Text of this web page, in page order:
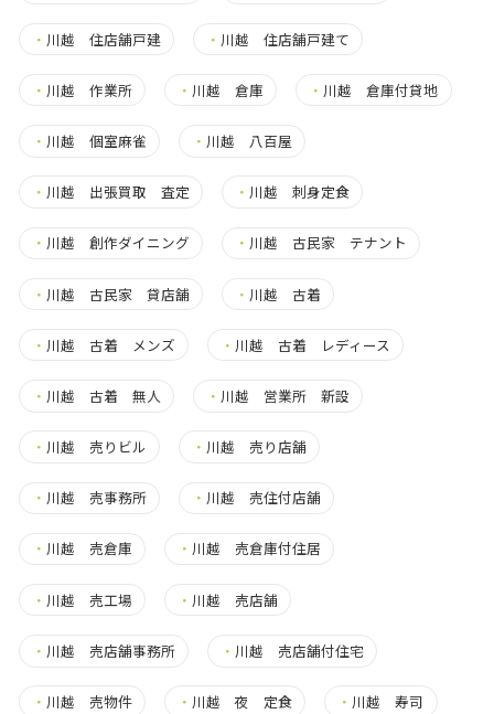
・ 川越 住店舗戸建 ・ 川越 住店舗戸建て
・ 川越 作業所 ・ 川越 倉庫 ・ 川越 倉庫付貸地
・ 川越 個室麻雀 ・ 川越 八百屋
・ 川越 出張買取 査定 ・ 川越 刺身定食
・ 川越 創作ダイニング ・ 川越 古民家 テナント
・ 川越 古民家 貸店舗 ・ 川越 古着
・ 川越 古着 メンズ ・ 川越 古着 レディース
・ 川越 古着 無人 ・ 川越 営業所 新設
・ 川越 売りビル ・ 川越 売り店舗
・ 川越 売事務所 ・ 川越 売住付店舗
・ 川越 売倉庫 ・ 川越 売倉庫付住居
・ 川越 売工場 ・ 川越 売店舗
・ 川越 売店舗事務所 ・ 川越 売店舗付住宅
・ 川越 売物件 ・ 川越 夜 定食 ・ 川越 寿司